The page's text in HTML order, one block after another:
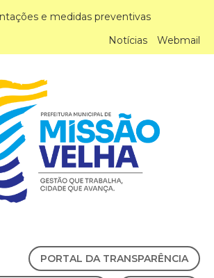
e medidas preventivas
Notícias
Webmail
PORTAL DA TRANSPARÊNCIA